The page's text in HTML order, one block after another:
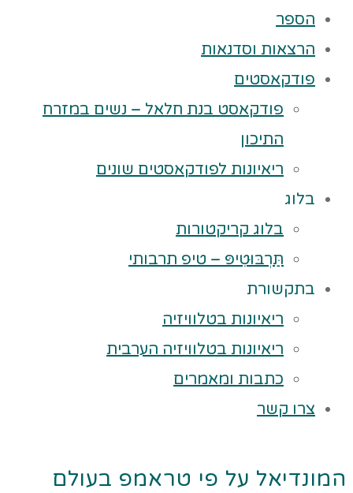
הספר
הרצאות וסדנאות
פודקאסטים
פודקאסט בנת חלאל – נשים במזרח
התיכון
ריאיונות לפודקאסטים שונים
בלוג
בלוג קריקטורות
תַּרְבּוּטִיפּ – טיפ תרבותי
בתקשורת
ריאיונות בטלוויזיה
ריאיונות בטלוויזיה הערבית
כתבות ומאמרים
צרו קשר
המונדיאל על פי טראמפ בעולם